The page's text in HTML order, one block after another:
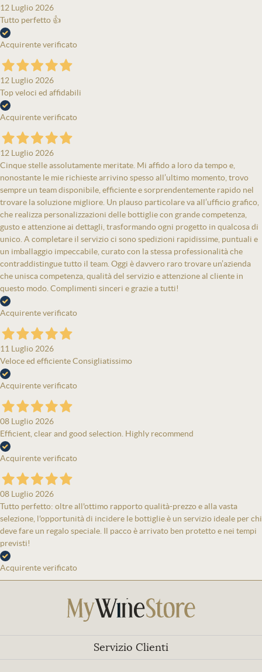
12 Luglio 2026
Tutto perfetto 👍
Acquirente verificato
12 Luglio 2026
Top veloci ed affidabili
Acquirente verificato
12 Luglio 2026
Cinque stelle assolutamente meritate. Mi affido a loro da tempo e,
nonostante le mie richieste arrivino spesso all’ultimo momento, trovo
sempre un team disponibile, efficiente e sorprendentemente rapido nel
trovare la soluzione migliore. Un plauso particolare va all’ufficio grafico,
che realizza personalizzazioni delle bottiglie con grande competenza,
gusto e attenzione ai dettagli, trasformando ogni progetto in qualcosa di
unico. A completare il servizio ci sono spedizioni rapidissime, puntuali e
un imballaggio impeccabile, curato con la stessa professionalità che
contraddistingue tutto il team. Oggi è davvero raro trovare un’azienda
che unisca competenza, qualità del servizio e attenzione al cliente in
questo modo. Complimenti sinceri e grazie a tutti!
Acquirente verificato
11 Luglio 2026
Veloce ed efficiente Consigliatissimo
Acquirente verificato
08 Luglio 2026
Efficient, clear and good selection. Highly recommend
Acquirente verificato
08 Luglio 2026
Tutto perfetto: oltre all'ottimo rapporto qualità-prezzo e alla vasta
selezione, l'opportunità di incidere le bottiglie è un servizio ideale per chi
deve fare un regalo speciale. Il pacco è arrivato ben protetto e nei tempi
previsti!
Acquirente verificato
Servizio Clienti